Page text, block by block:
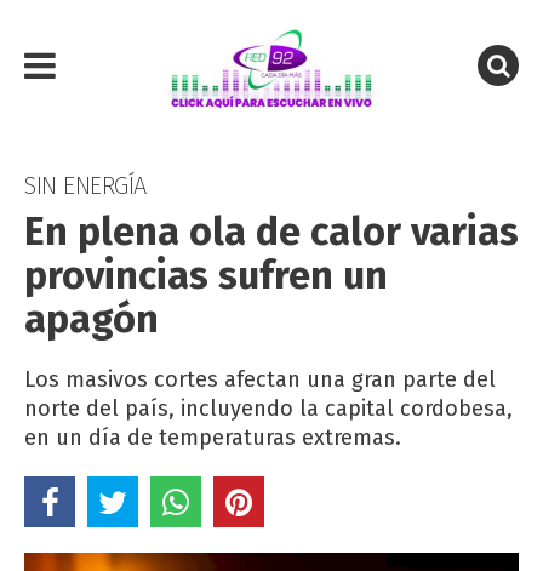
SIN ENERGÍA
En plena ola de calor varias
provincias sufren un
apagón
Los masivos cortes afectan una gran parte del
norte del país, incluyendo la capital cordobesa,
en un día de temperaturas extremas.